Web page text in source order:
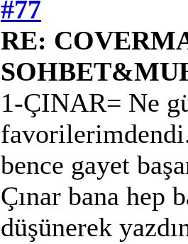
#77
RE:
1-ÇINAR= Ne
bence gayet
Çınar bana hep
düşünerek